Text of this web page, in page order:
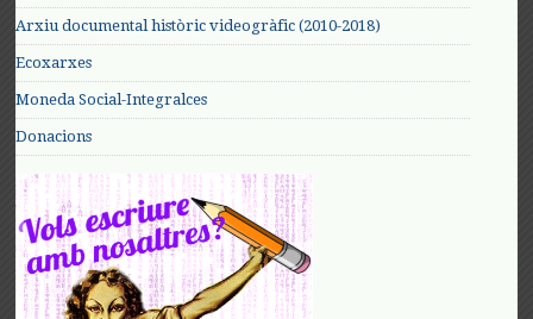
Arxiu documental històric videogràfic (2010-2018)
Ecoxarxes
Moneda Social-Integralces
Donacions